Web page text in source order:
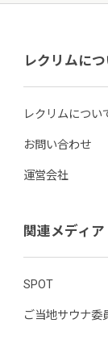
レクリムにつ
レクリムについ
お問い合わせ
運営会社
関連メディア
SPOT
ご当地サウナ委